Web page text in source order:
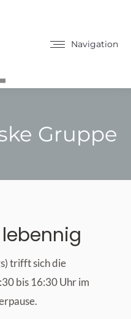
Navigation
Gruppe
trifft sich die
bis 16:30 Uhr im